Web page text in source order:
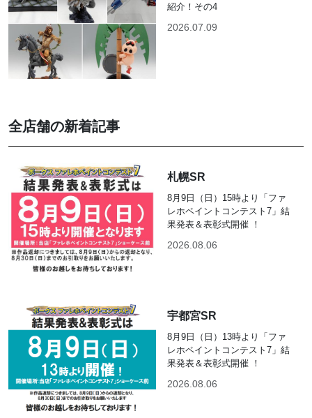
紹介！その4
2026.07.09
全店舗の新着記事
札幌SR
8月9日（日）15時より「ファ
レホペイントコンテスト7」結
果発表＆表彰式開催 ！
2026.08.06
宇都宮SR
8月9日（日）13時より「ファ
レホペイントコンテスト7」結
果発表＆表彰式開催 ！
2026.08.06